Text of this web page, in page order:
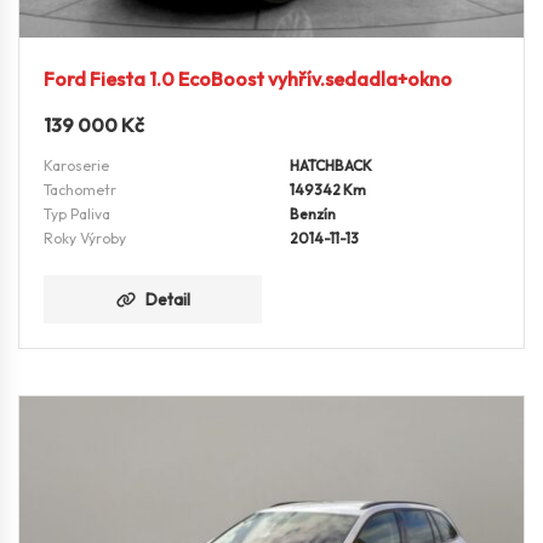
Ford Fiesta 1.0 EcoBoost vyhřív.sedadla+okno
139 000 Kč
Karoserie
HATCHBACK
Tachometr
149342 Km
Typ Paliva
Benzín
Roky Výroby
2014-11-13
Detail